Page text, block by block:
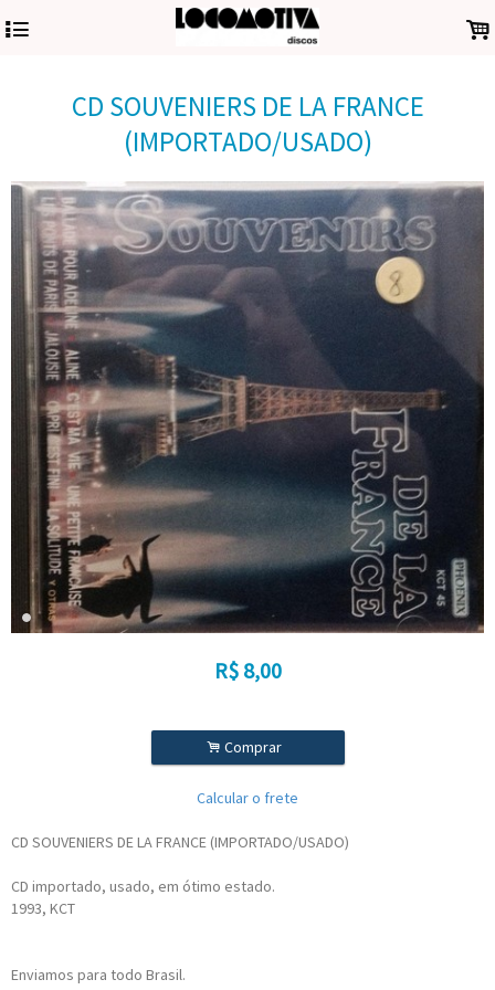
4 .
CD SOUVENIERS DE LA FRANCE
(IMPORTADO/USADO)
R$ 8,00
. Comprar
Calcular o frete
CD SOUVENIERS DE LA FRANCE (IMPORTADO/USADO)
CD importado, usado, em ótimo estado.
1993, KCT
Enviamos para todo Brasil.